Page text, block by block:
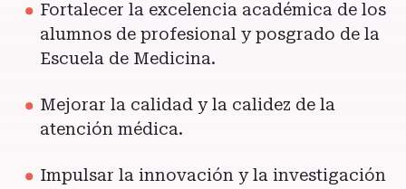
Fortalecer la excelencia académica de los
alumnos de profesional y posgrado de la
Escuela de Medicina.
Mejorar la calidad y la calidez de la
atención médica.
Impulsar la innovación y la investigación